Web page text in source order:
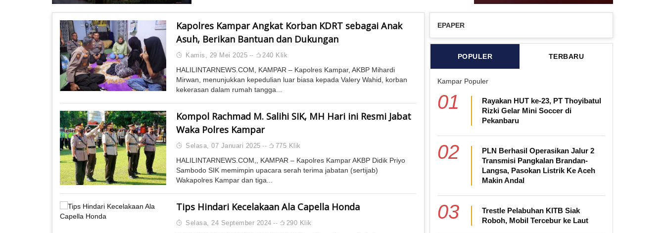
Kapolres Kampar Angkat Korban KDRT sebagai Anak
Asuh, Berikan Bantuan dan Dukungan
Kamis, 29 Mei 2025 240 Klik
HALILINTARNEWS.COM, KAMPAR – Kapolres Kampar, AKBP Mihardi
Mirwan, menunjukkan kepedulian luar biasa kepada Valery Wahid, korban
kekerasan dalam rumah tangga...
Kompol Rachmad M. Salihi SIK, MH Hari ini Resmi Jabat
Waka Polres Kampar
Selasa, 07 Januari 2025 775 Klik
HALILINTARNEWS.COM,, KAMPAR – Kapolres Kampar AKBP Didik Priyo
Sambodo SIK memimpin upacara serah terima jabatan (sertijab)
Wakapolres Kampar dan tiga...
Tips Hindari Kecelakaan Ala Capella Honda
Selasa, 24 September 2024 290 Klik
EPAPER
POPULER TERBARU
Kampar Populer
01
Rayakan HUT ke-23, PT Thoyibatul
Rizki Gelar Mini Soccer di
Pekanbaru
02
PLN Berhasil Operasikan Jalur 2
Transmisi Pangkalan Brandan-
Langsa, Pasokan Listrik Ke Aceh
Makin Andal
03
Trestle Pelabuhan KITB Siak
Roboh, Mobil Tercebur ke Laut